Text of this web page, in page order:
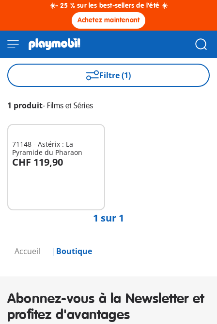
☀️- 25 % sur les best-sellers de l'été ☀️
Achetez maintenant
Accueil Boutique
Filtre (1)
1 produit- Films et Séries
71148 - Astérix : La
Pyramide du Pharaon
CHF 119,90
1 sur 1
Abonnez-vous à la Newsletter et
profitez d'avantages